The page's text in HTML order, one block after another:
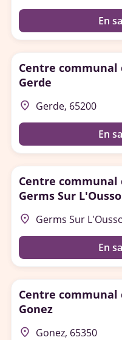
En
Centre communal
Gerde
place Gerde, 65200
En
Centre communal
Germs Sur
place Germs Sur
En
Centre communal
Gonez
place Gonez, 65350